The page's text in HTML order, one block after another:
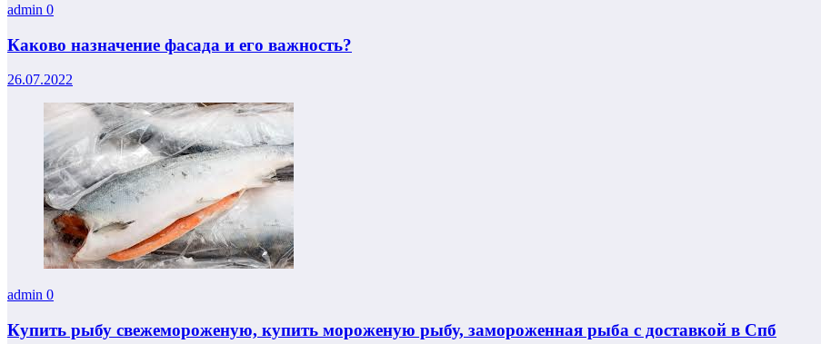
admin 0
Каково назначение фасада и его важность?
26.07.2022
admin 0
Купить рыбу свежемороженую, купить мороженую рыбу, замороженная рыба с доставкой в Спб